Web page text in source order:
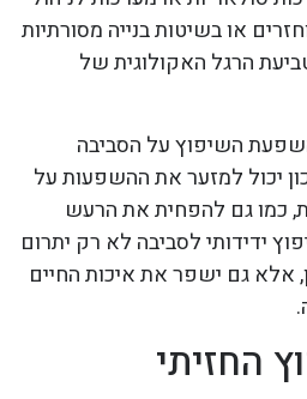
או בשיטות בנייה מסורתיות
הרגל האקולוגית של
השיפוץ על הסביבה
יכול למזער את ההשפעות על
כמו גם להפחית את הרעש
ידידותי לסביבה לא רק יתרום
אלא גם ישפר את איכות החיים
החזיתי